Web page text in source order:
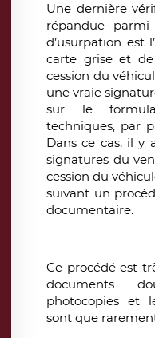
Une dernière
répandue
d’usurpation est
carte grise et
cession du
une vraie
sur le
techniques, par
Dans ce cas, il y
signatures du
cession du
suivant un
documentaire.
Ce procédé est
documents
photocopies et
sont que